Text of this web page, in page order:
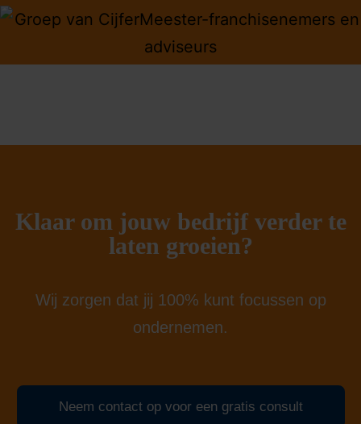
Klaar om jouw bedrijf verder te
laten groeien?
Wij zorgen dat jij 100% kunt focussen op
ondernemen.
Neem contact op voor een gratis consult